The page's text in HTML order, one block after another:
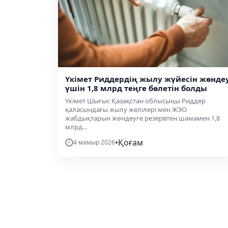
Үкімет Риддердің жылу жүйесін
үшін 1,8 млрд теңге бөлетін болды
Үкімет Шығыс Қазақстан облысыңы Риддер
қаласындағы жылу желілері мен ЖЭО
жабдықтарын жөндеуге резервтен шамамен 1,8
млрд...
4 мамыр 2026•Қоғам